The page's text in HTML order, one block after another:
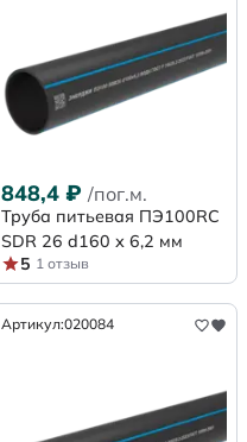
848,4 ₽ /пог.м.
Труба питьевая ПЭ100RC
SDR 26 d160 х 6,2 мм
5 1 отзыв
Артикул:020084